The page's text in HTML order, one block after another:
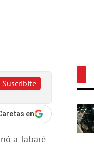
Suscribite
en
a Tabaré